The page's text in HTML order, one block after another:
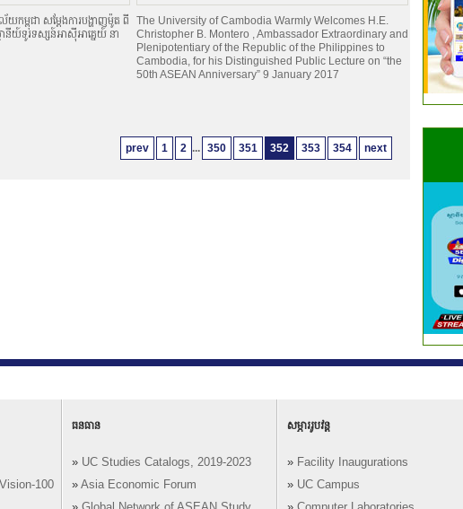
កម្ពុជា សម្ដែងការបង្ហាញម៉ូត ពី
យ៍ទូរទស្សន៍អាស៊ីអាគ្នេយ៍ នា
The University of Cambodia Warmly Welcomes H.E.
Christopher B. Montero , Ambassador Extraordinary and
Plenipotentiary of the Republic of the Philippines to
Cambodia, for his Distinguished Public Lecture on “the
50th ASEAN Anniversary” 9 January 2017
prev 1 2 ... 350 351 352 353 354 next
100
ធនធាន
» UC Studies Catalogs, 2019-2023
» Asia Economic Forum
សម្ភាររូបវន្ត
» Facility Inaugurations
» UC Campus